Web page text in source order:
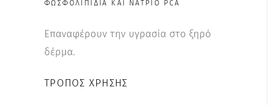
ΦΩΣΦΟΛΙΠΊΔΙΑ ΚΑΙ ΝΆΤΡΙΟ PCA
Επαναφέρουν την υγρασία στο ξηρό
δέρμα.
ΤΡΌΠΟΣ ΧΡΉΣΗΣ